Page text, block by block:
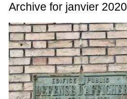
Archive for janvier 2020